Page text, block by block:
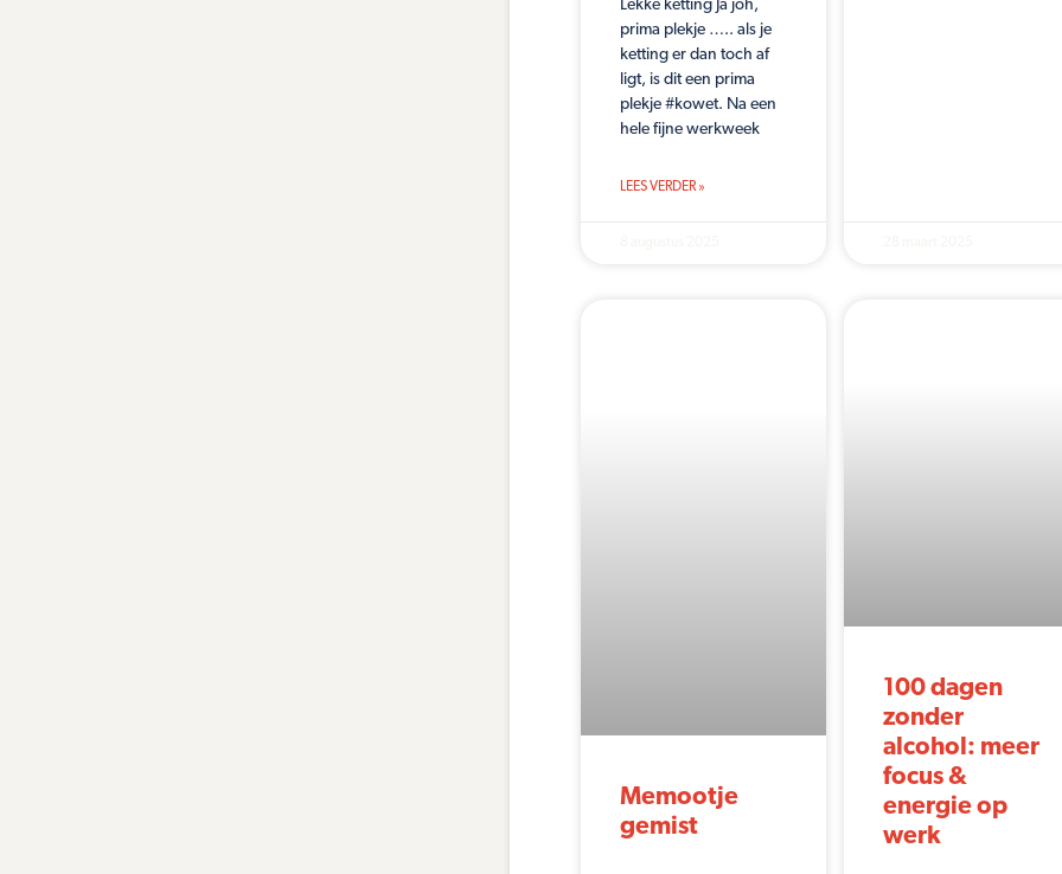
Lekke ketting Ja joh,
prima plekje ….. als je
ketting er dan toch af
ligt, is dit een prima
plekje #kowet. Na een
hele fijne werkweek
LEES VERDER »
Memootje
gemist
100 dagen
zonder
alcohol: meer
focus &
energie op
werk